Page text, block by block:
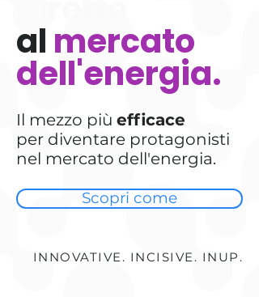
al mercato
dell'energia.
Il mezzo più efficace
per diventare protagonisti
nel mercato dell'energia.
Scopri come
INNOVATIVE. INCISIVE. INUP.